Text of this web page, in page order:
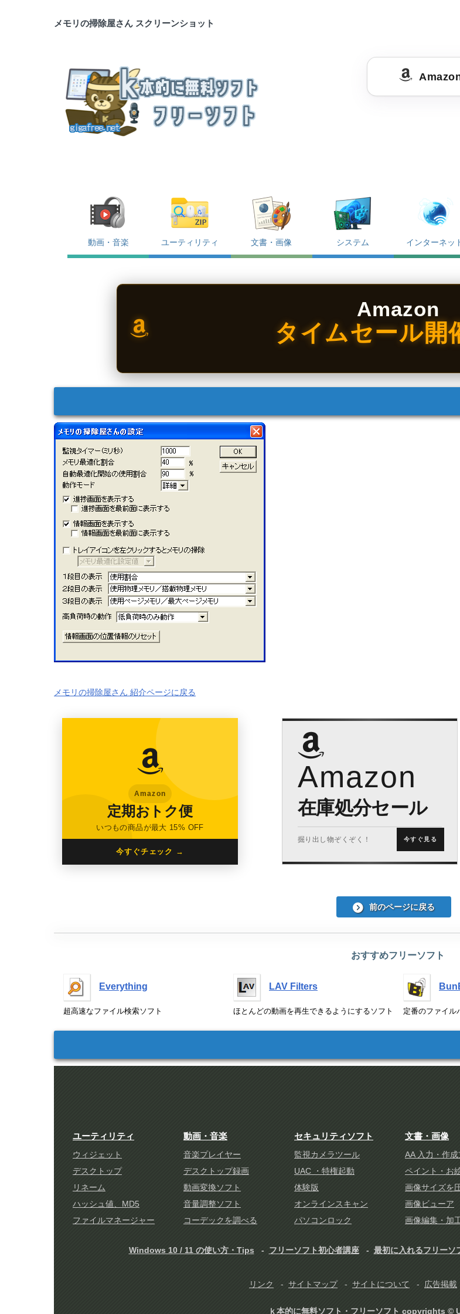
メモリの掃除屋さん スクリーンショット
動画・音楽 ユーティリティ 文書・画像 システム インターネッ
Amazon
タイムセール開
メモリの掃除屋さん 紹介ページに戻る
Amazon
定期おトク便
いつもの商品が最大 15% OFF
今すぐチェック →
Amazon
在庫処分セール
掘り出し物ぞくぞく！ 今すぐ見る
前のページに戻る
おすすめフリーソフト
Everything
超高速なファイル検索ソフト
LAV Filters
ほとんどの動画を再生できるようにするソフト 定番のファイル
ユーティリティ
ウィジェット
デスクトップ
リネーム
ハッシュ値、MD5
ファイルマネージャー
動画・音楽
音楽プレイヤー
デスクトップ録画
動画変換ソフト
音量調整ソフト
コーデックを調べる
セキュリティソフト
監視カメラツール
UAC ・特権起動
体験版
オンラインスキャン
パソコンロック
文書・画像
AA 入力・作成
ペイント・お
画像サイズを
画像ビューア
画像編集・加
Windows 10 / 11 の使い方・Tips フリーソフト初心者講座 最初に入れるフリーソ
リンク サイトマップ サイトについて 広告掲載
ｋ本的に無料ソフト・フリーソフト copyrights ©